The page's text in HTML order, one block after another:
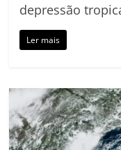
depressão
Ler mais